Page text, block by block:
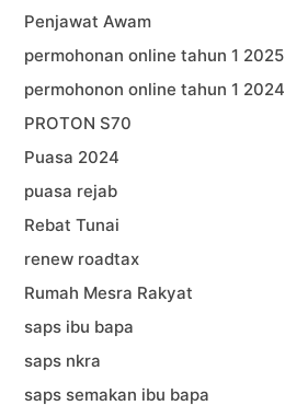
Penjawat Awam
permohonan online tahun 1 2025
permohonon online tahun 1 2024
PROTON S70
Puasa 2024
puasa rejab
Rebat Tunai
renew roadtax
Rumah Mesra Rakyat
saps ibu bapa
saps nkra
saps semakan ibu bapa